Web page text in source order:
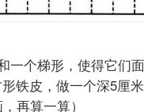
和一个梯形，使得它
铁皮，做一个深5厘
，再算一算）